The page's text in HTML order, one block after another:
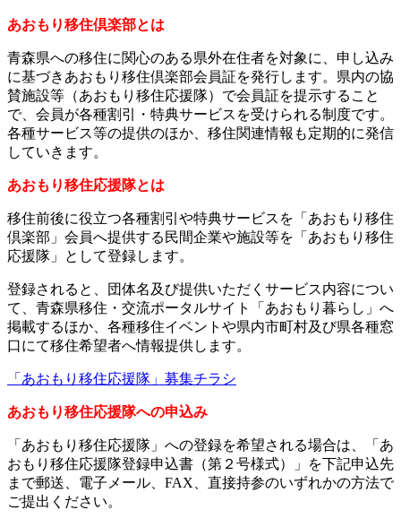
あおもり移住倶楽部とは
青森県への移住に関心のある県外在住者を対象に、申し込み
に基づきあおもり移住倶楽部会員証を発行します。県内の協
賛施設等（あおもり移住応援隊）で会員証を提示すること
で、会員が各種割引・特典サービスを受けられる制度です。
各種サービス等の提供のほか、移住関連情報も定期的に発信
していきます。
あおもり移住応援隊とは
移住前後に役立つ各種割引や特典サービスを「あおもり移住
倶楽部」会員へ提供する民間企業や施設等を「あおもり移住
応援隊」として登録します。
登録されると、団体名及び提供いただくサービス内容につい
て、青森県移住・交流ポータルサイト「あおもり暮らし」へ
掲載するほか、各種移住イベントや県内市町村及び県各種窓
口にて移住希望者へ情報提供します。
「あおもり移住応援隊」募集チラシ
あおもり移住応援隊への申込み
「あおもり移住応援隊」への登録を希望される場合は、「あ
おもり移住応援隊登録申込書（第２号様式）」を下記申込先
まで郵送、電子メール、FAX、直接持参のいずれかの方法で
ご提出ください。